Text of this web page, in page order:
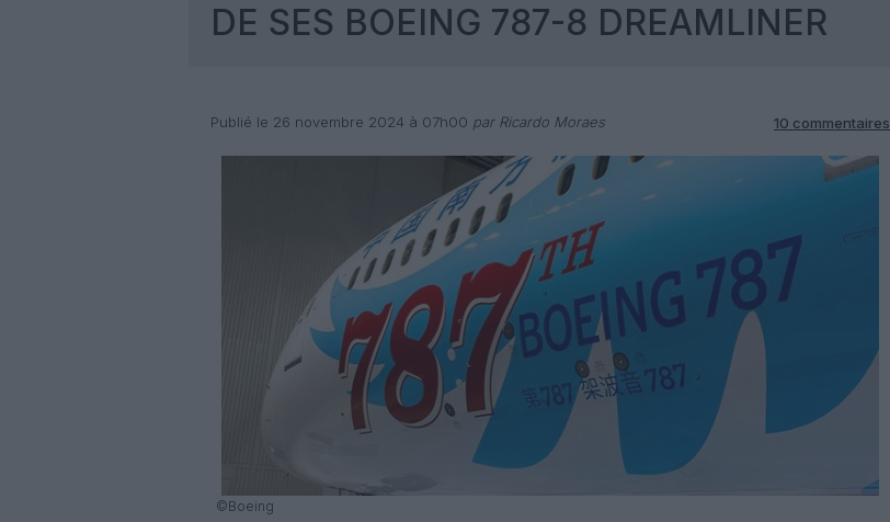
DE SES BOEING 787-8 DREAMLINER
Publié le 26 novembre 2024 à 07h00 par Ricardo Moraes 10 commentaires
©Boeing